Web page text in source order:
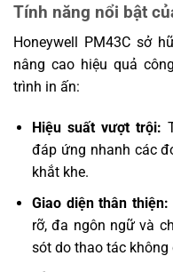
Tính năng nổi bật
Honeywell PM43C sở
nâng cao hiệu quả
trình in ấn:
Hiệu suất vượt trội:
đáp ứng nhanh các
khắt khe.
Giao diện thân thiện:
rỡ, đa ngôn ngữ và
sót do thao tác không